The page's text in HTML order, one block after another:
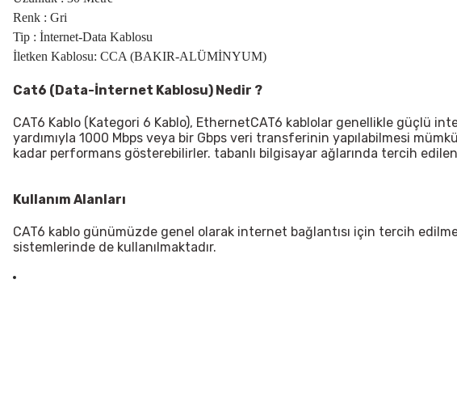
Renk : Gri
Tip : İnternet-Data Kablosu
İletken Kablosu: CCA (BAKIR-ALÜMİNYUM)
Cat6 (Data-İnternet Kablosu) Nedir ?
CAT6 Kablo (Kategori 6 Kablo), EthernetCAT6 kablolar genellikle güçlü
yardımıyla 1000 Mbps veya bir Gbps veri transferinin yapılabilmesi
kadar performans gösterebilirler. tabanlı bilgisayar ağlarında tercih
Kullanım Alanları
CAT6 kablo günümüzde genel olarak internet bağlantısı için tercih
sistemlerinde de kullanılmaktadır.